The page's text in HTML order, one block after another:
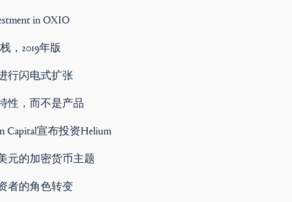
in OXIO
，2019年版
行闪电式扩张
性，而不是产品
Capital宣布投资Helium
元的加密货币主题
者的角色转变